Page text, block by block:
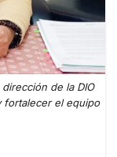
de la DIO
fortalecer el equipo